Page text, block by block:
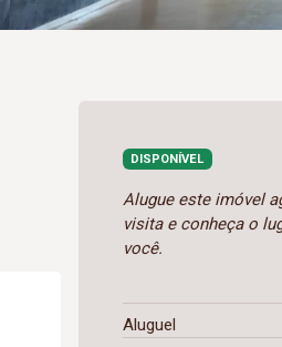
DISPONÍVEL
Alugue este imóvel
visita e conheça o
você.
Aluguel